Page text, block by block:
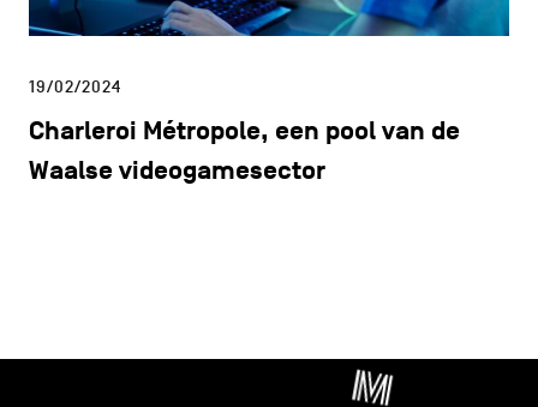
19/02/2024
Charleroi Métropole, een pool van de
Waalse videogamesector